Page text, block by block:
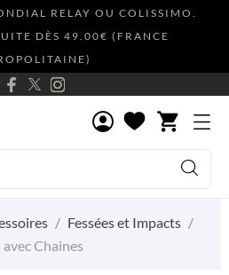
RELAY OU COLISSIMO.
DÈS 49.00€ (FRANCE
shopping_cart
Fessées et Impacts
Chaines